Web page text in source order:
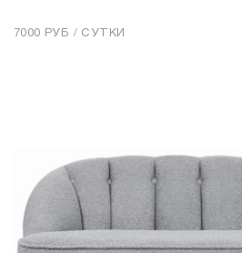
7000 РУБ / СУТКИ